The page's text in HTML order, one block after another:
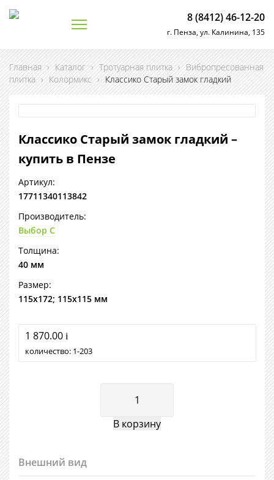
8 (8412) 46-12-20
г. Пенза, ул. Калинина, 135
Главная › Каталог › Тротуарная плитка › Вибропресованная
плитка › Колормикс › Классико Старый замок гладкий
Классико Старый замок гладкий –
купить в Пензе
Артикул:
17711340113842
Производитель:
Выбор С
Толщина:
40 мм
Размер:
115х172; 115х115 мм
1 870.00 i
количество: 1 203
Внешний вид